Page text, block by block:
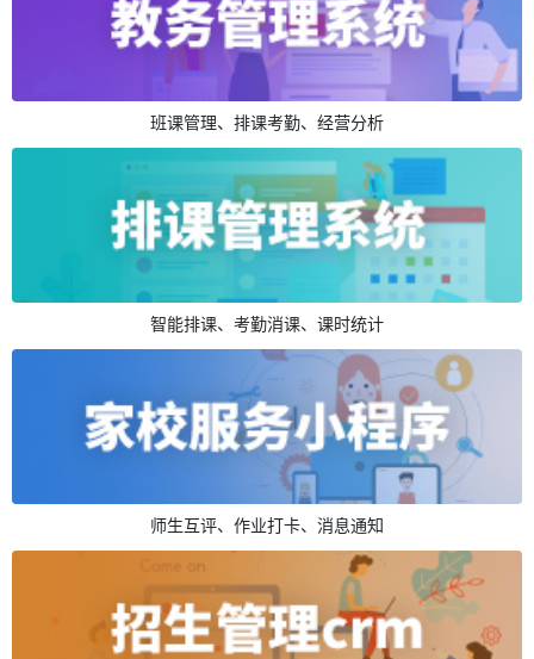
班课管理、排课考勤、经营分析
智能排课、考勤消课、课时统计
师生互评、作业打卡、消息通知